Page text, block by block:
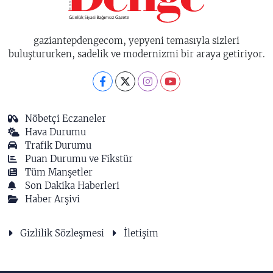
gaziantepdengecom, yepyeni temasıyla sizleri
buluştururken, sadelik ve modernizmi bir araya getiriyor.
Nöbetçi Eczaneler
Hava Durumu
Trafik Durumu
Puan Durumu ve Fikstür
Tüm Manşetler
Son Dakika Haberleri
Haber Arşivi
Gizlilik Sözleşmesi İletişim